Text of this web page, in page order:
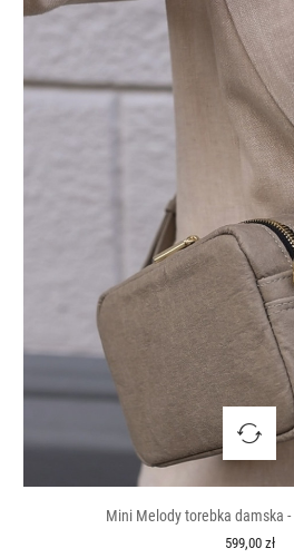
Mini Melody torebka damska -
599,00 zł